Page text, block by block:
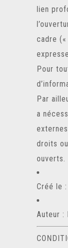
lien
cadre («
Pour
Par
a
droits
ouverts.
Créé le :
Auteur :